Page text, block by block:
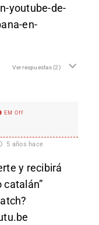
youtube-de-
en-
Ver respuestas(2)
EM Off
5 años hace
y recibirá